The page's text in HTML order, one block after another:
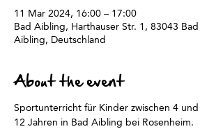
11 Mar 2024, 16:00 – 17:00
Bad Aibling, Harthauser Str. 1, 83043 Bad
Aibling, Deutschland
About the event
Sportunterricht für Kinder zwischen 4 und
12 Jahren in Bad Aibling bei Rosenheim.